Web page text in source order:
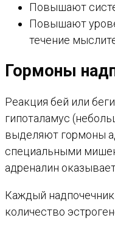
Повышают
Повышают
течение
Гормоны
Реакция бей или
гипоталамус
выделяют гормоны
специальными
адреналин
Каждый
количество